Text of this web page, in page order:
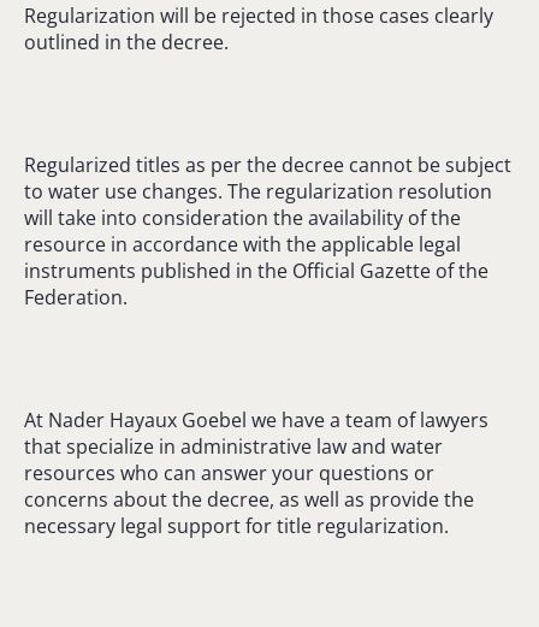
Regularization will be rejected in those cases clearly
outlined in the decree.
Regularized titles as per the decree cannot be subject
to water use changes. The regularization resolution
will take into consideration the availability of the
resource in accordance with the applicable legal
instruments published in the Official Gazette of the
Federation.
At Nader Hayaux Goebel we have a team of lawyers
that specialize in administrative law and water
resources who can answer your questions or
concerns about the decree, as well as provide the
necessary legal support for title regularization.